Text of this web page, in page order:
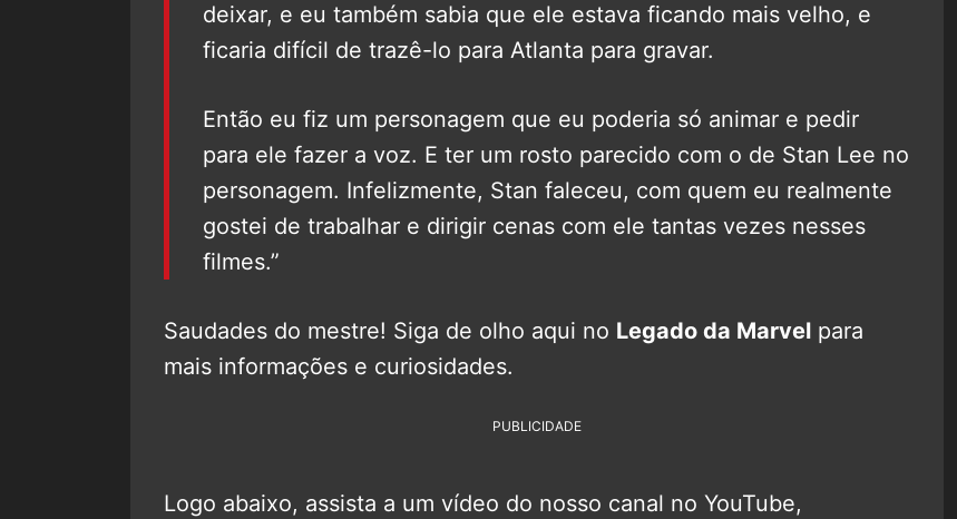
deixar, e eu também sabia que ele estava ficando mais velho, e
ficaria difícil de trazê-lo para Atlanta para gravar.
Então eu fiz um personagem que eu poderia só animar e pedir
para ele fazer a voz. E ter um rosto parecido com o de Stan Lee no
personagem. Infelizmente, Stan faleceu, com quem eu realmente
gostei de trabalhar e dirigir cenas com ele tantas vezes nesses
filmes.”
Saudades do mestre! Siga de olho aqui no Legado da Marvel para
mais informações e curiosidades.
PUBLICIDADE
Logo abaixo, assista a um vídeo do nosso canal no YouTube,